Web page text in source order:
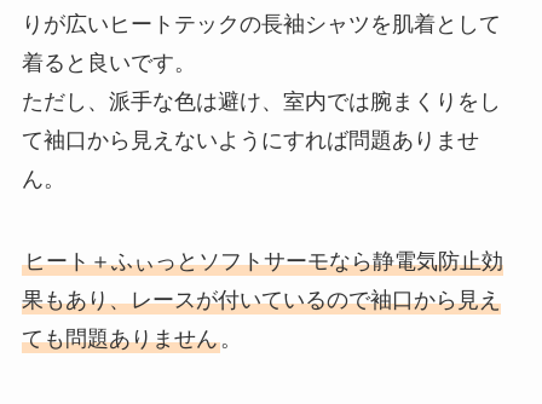
りが広いヒートテックの長袖シャツを肌着として
着ると良いです。
ただし、派手な色は避け、室内では腕まくりをし
て袖口から見えないようにすれば問題ありませ
ん。
ヒート＋ふぃっとソフトサーモなら静電気防止効
果もあり、レースが付いているので袖口から見え
ても問題ありません。